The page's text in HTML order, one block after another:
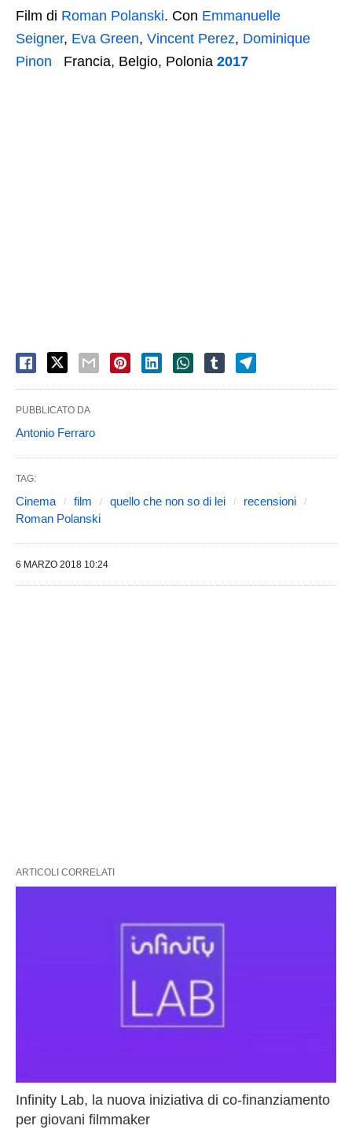
Film di Roman Polanski. Con Emmanuelle
Seigner, Eva Green, Vincent Perez, Dominique
Pinon Francia, Belgio, Polonia 2017
PUBBLICATO DA
Antonio Ferraro
TAG:
Cinema film quello che non so di lei
recensioni
Roman Polanski
6 MARZO 2018 10:24
ARTICOLI CORRELATI
Infinity Lab, la nuova iniziativa di co-finanziamento
per giovani filmmaker